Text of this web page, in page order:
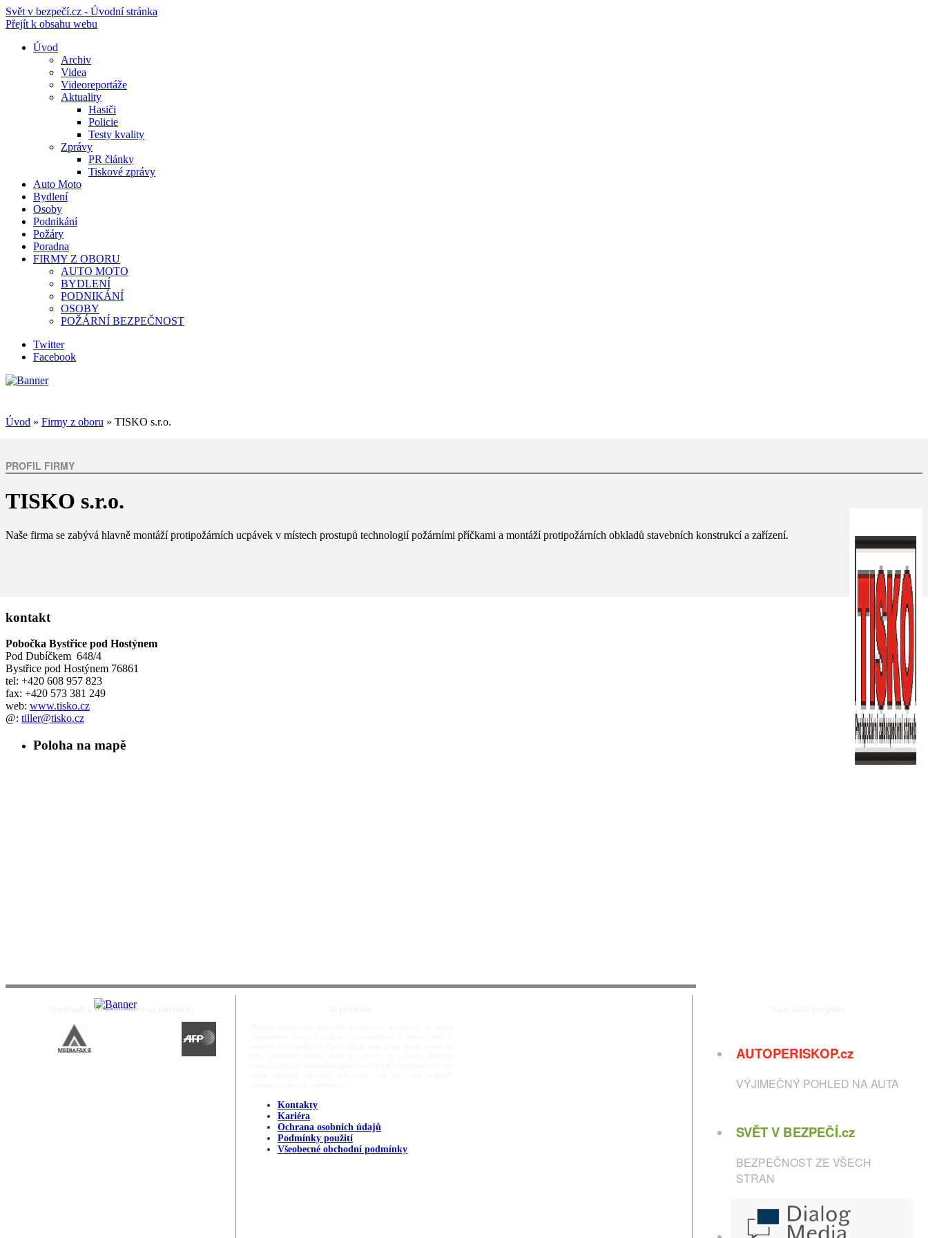
Svět v bezpečí.cz - Úvodní stránka
Přejít k obsahu webu
Úvod
Archiv
Videa
Videoreportáže
Aktuality
Hasiči
Policie
Testy kvality
Zprávy
PR články
Tiskové zprávy
Auto Moto
Bydlení
Osoby
Podnikání
Požáry
Poradna
FIRMY Z OBORU
AUTO MOTO
BYDLENÍ
PODNIKÁNÍ
OSOBY
POŽÁRNÍ BEZPEČNOST
Twitter
Facebook
Úvod » Firmy z oboru » TISKO s.r.o.
PROFIL FIRMY
TISKO s.r.o.
Naše firma se zabývá hlavně montáží protipožárních ucpávek v místech prostupů technologií požárními příčkami a montáží protipožárních obkladů stavebních konstrukcí a zařízení.
kontakt
Pobočka Bystřice pod Hostýnem
Pod Dubíčkem 648/4
Bystřice pod Hostýnem 76861
tel: +420 608 957 823
fax: +420 573 381 249
web: www.tisko.cz
@: tiller@tisko.cz
Poloha na mapě
Zpravodajství a novinky na internetu
AUTOPERISKOP.cz
VÝJIMEČNÝ POHLED NA AUTA
SVĚT V BEZPEČÍ.cz
BEZPEČNOST ZE VŠECH
STRAN
Kontakty
Kariéra
Ochrana osobních údajů
Podmínky použití
Všeobecné obchodní podmínky